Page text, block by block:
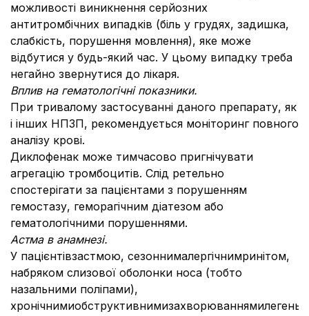
можливості виникнення серйозних
антитромбічних випадків (біль у грудях, задишка,
слабкість, порушення мовлення), яке може
відбутися у будь-який час. У цьому випадку треба
негайно звернутися до лікаря.
Вплив на гематологічні показники.
При тривалому застосуванні даного препарату, як
і інших НПЗП, рекомендується моніторинг повного
аналізу крові.
Диклофенак може тимчасово пригнічувати
агрегацію тромбоцитів. Слід ретельно
спостерігати за пацієнтами з порушенням
гемостазу, геморагічним діатезом або
гематологічними порушеннями.
Астма в анамнезі.
У пацієнтівзастмою, сезоннималергічнимринітом,
набряком слизової оболонки носа (тобто
назальними поліпами),